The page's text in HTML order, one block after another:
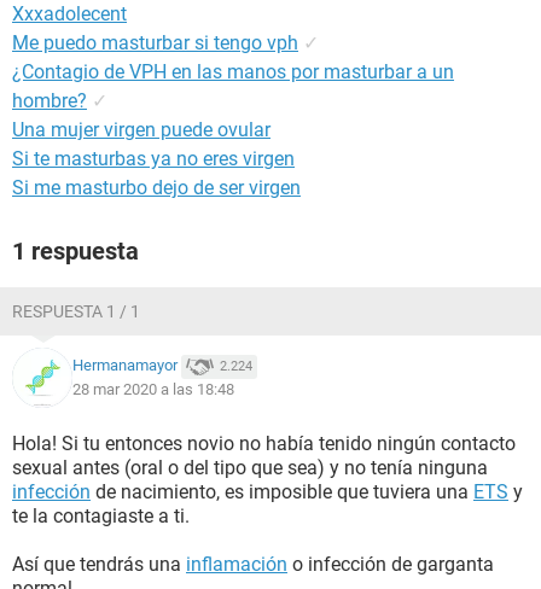
Xxxadolecent
Me puedo masturbar si tengo vph ✓
¿Contagio de VPH en las manos por masturbar a un
hombre? ✓
Una mujer virgen puede ovular
Si te masturbas ya no eres virgen
Si me masturbo dejo de ser virgen
1 respuesta
RESPUESTA 1 / 1
Hermanamayor 2.224
28 mar 2020 a las 18:48
Hola! Si tu entonces novio no había tenido ningún contacto
sexual antes (oral o del tipo que sea) y no tenía ninguna
infección de nacimiento, es imposible que tuviera una ETS y
te la contagiaste a ti.
Así que tendrás una inflamación o infección de garganta